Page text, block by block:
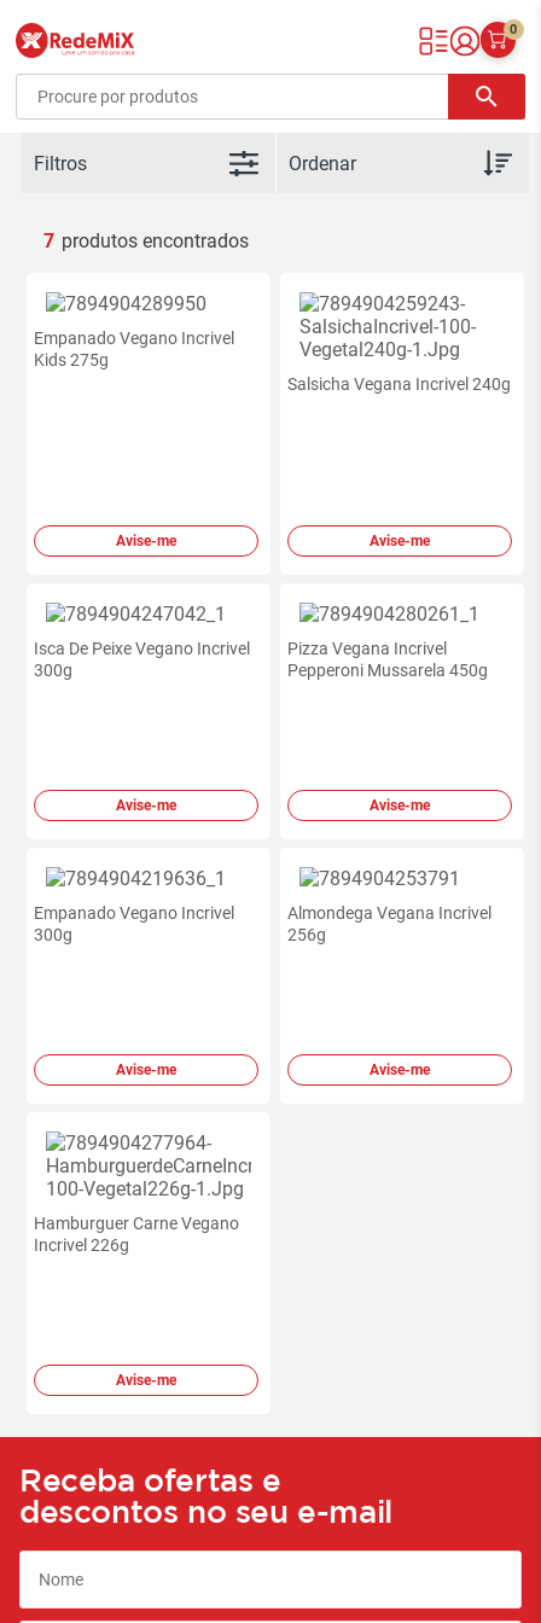
Redemix – Supermercado Online
0
search
Filtros
7
Empanado Vegano Incrivel
Kids 275g
Avise-me
Salsicha Vegana Incrivel 240g
Avise-me
Isca De Peixe Vegano Incrivel
300g
Avise-me
Pizza Vegana Incrivel
Pepperoni Mussarela 450g
Avise-me
Empanado Vegano Incrivel
300g
Avise-me
Almondega Vegana Incrivel
256g
Avise-me
Hamburguer Carne Vegano
Incrivel 226g
Avise-me
Receba ofertas e
descontos no seu e-mail